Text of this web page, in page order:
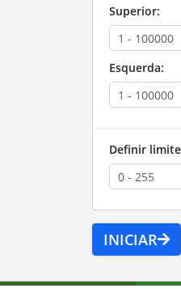
Superior:
Esquerda:
Definir
INICIAR